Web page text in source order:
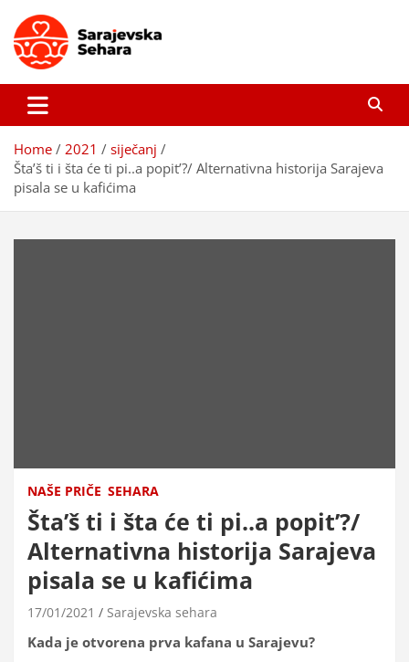
content
Sarajevska sehara
Home 2021
siječanj
Šta’š ti i šta će ti pi..a popit’?/ Alternativna historija Sarajeva
pisala se u kafićima
NAŠE PRIČE SEHARA
Šta’š ti i šta će ti pi..a popit’?/
Alternativna historija Sarajeva
pisala se u kafićima
17/01/2021 Sarajevska sehara
Kada je otvorena prva kafana u Sarajevu?